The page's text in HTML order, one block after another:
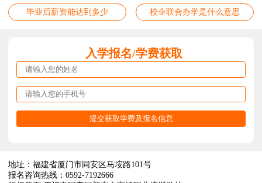
毕业后薪资能达到多少 校企联合办学是什么意思
入学报名/学费获取
地址：福建省厦门市同安区马垵路101号
报名咨询热线：0592-7192666